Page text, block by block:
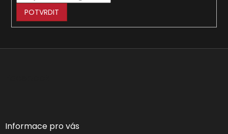
POTVRDIT
Z
Informace pro vás